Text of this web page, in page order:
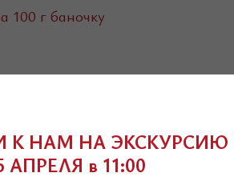
К НАМ НА ЭКСКУРСИЮ
АПРЕЛЯ в 11:00
100 г баночку
100 г: